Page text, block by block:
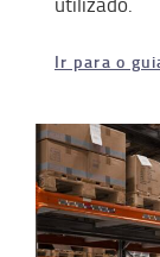
Ir para o